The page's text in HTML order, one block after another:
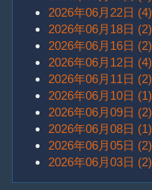
2026年06月22日 (4)
2026年06月18日 (2)
2026年06月16日 (2)
2026年06月12日 (4)
2026年06月11日 (2)
2026年06月10日 (1)
2026年06月09日 (2)
2026年06月08日 (1)
2026年06月05日 (2)
2026年06月03日 (2)